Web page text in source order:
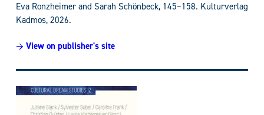
Eva Ronzheimer and Sarah Schönbeck,145–158. Kulturverlag
Kadmos, 2026.
→ View on publisher's site